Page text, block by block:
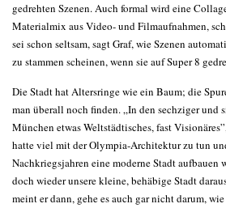
gedrehten Szenen. Auch formal wird eine
Materialmix aus Video- und Filmaufnahmen,
sei schon seltsam, sagt Graf, wie Szenen
zu stammen scheinen, wenn sie auf Super 8
Die Stadt hat Altersringe wie ein Baum; die
man überall noch finden. „In den sechziger und
München etwas Weltstädtisches, fast
hatte viel mit der Olympia-Architektur zu tun
Nachkriegsjahren eine moderne Stadt aufbauen
doch wieder unsere kleine, behäbige Stadt
meint er dann, gehe es auch gar nicht darum,